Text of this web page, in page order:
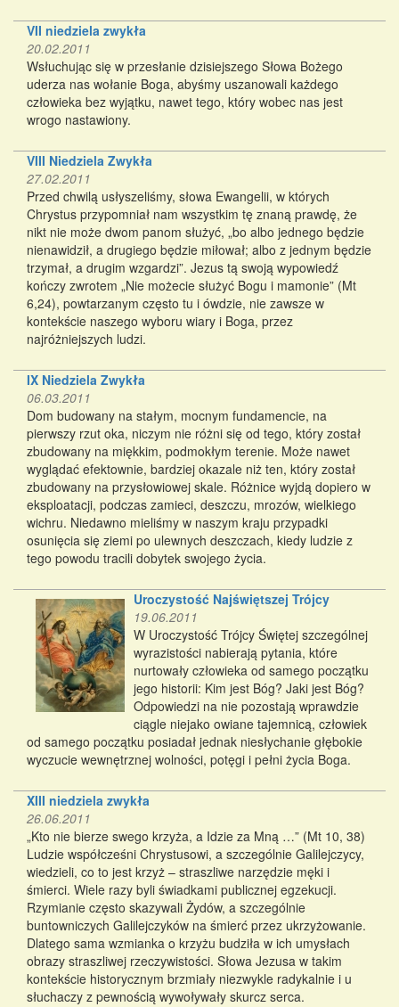
VII niedziela zwykła
20.02.2011
Wsłuchując się w przesłanie dzisiejszego Słowa Bożego
uderza nas wołanie Boga, abyśmy uszanowali każdego
człowieka bez wyjątku, nawet tego, który wobec nas jest
wrogo nastawiony.
VIII Niedziela Zwykła
27.02.2011
Przed chwilą usłyszeliśmy, słowa Ewangelii, w których
Chrystus przypomniał nam wszystkim tę znaną prawdę, że
nikt nie może dwom panom służyć, „bo albo jednego będzie
nienawidził, a drugiego będzie miłował; albo z jednym będzie
trzymał, a drugim wzgardzi”. Jezus tą swoją wypowiedź
kończy zwrotem „Nie możecie służyć Bogu i mamonie” (Mt
6,24), powtarzanym często tu i ówdzie, nie zawsze w
kontekście naszego wyboru wiary i Boga, przez
najróżniejszych ludzi.
IX Niedziela Zwykła
06.03.2011
Dom budowany na stałym, mocnym fundamencie, na
pierwszy rzut oka, niczym nie różni się od tego, który został
zbudowany na miękkim, podmokłym terenie. Może nawet
wyglądać efektownie, bardziej okazale niż ten, który został
zbudowany na przysłowiowej skale. Różnice wyjdą dopiero w
eksploatacji, podczas zamieci, deszczu, mrozów, wielkiego
wichru. Niedawno mieliśmy w naszym kraju przypadki
osunięcia się ziemi po ulewnych deszczach, kiedy ludzie z
tego powodu tracili dobytek swojego życia.
Uroczystość Najświętszej Trójcy
19.06.2011
W Uroczystość Trójcy Świętej szczególnej
wyrazistości nabierają pytania, które
nurtowały człowieka od samego początku
jego historii: Kim jest Bóg? Jaki jest Bóg?
Odpowiedzi na nie pozostają wprawdzie
ciągle niejako owiane tajemnicą, człowiek
od samego początku posiadał jednak niesłychanie głębokie
wyczucie wewnętrznej wolności, potęgi i pełni życia Boga.
XIII niedziela zwykła
26.06.2011
„Kto nie bierze swego krzyża, a Idzie za Mną …” (Mt 10, 38)
Ludzie współcześni Chrystusowi, a szczególnie Galilejczycy,
wiedzieli, co to jest krzyż – straszliwe narzędzie męki i
śmierci. Wiele razy byli świadkami publicznej egzekucji.
Rzymianie często skazywali Żydów, a szczególnie
buntowniczych Galilejczyków na śmierć przez ukrzyżowanie.
Dlatego sama wzmianka o krzyżu budziła w ich umysłach
obrazy straszliwej rzeczywistości. Słowa Jezusa w takim
kontekście historycznym brzmiały niezwykle radykalnie i u
słuchaczy z pewnością wywoływały skurcz serca.